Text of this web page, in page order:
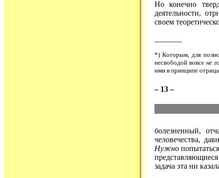
Но конечно
деятельности,
своем
*) Которым, для
несвободой вовсе не
ими в принципе
– 13 –
болезненный,
человечества,
Нужно
задача эта ни